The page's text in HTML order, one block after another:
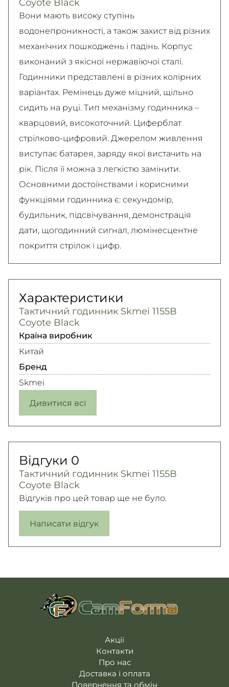
Детальніше
Детальніше
Вони мають високу ступінь
водонепроникності, а також захист від різних
механічних пошкоджень і падінь. Корпус
виконаний з якісної нержавіючої сталі.
Годинники представлені в різних колірних
варіантах. Ремінець дуже міцний, щільно
сидить на руці. Тип механізму годинника –
кварцовий, високоточний. Циферблат
стрілково-цифровий. Джерелом живлення
виступає батарея, заряду якої вистачить на
рік. Після її можна з легкістю замінити.
Основними достоїнствами і корисними
функціями годинника є: секундомір,
будильник, підсвічування, демонстрація
дати, щогодинний сигнал, люмінесцентне
покриття стрілок і цифр.
Характеристики
Тактичний годинник Skmei 1155B
Coyote Black
Країна виробник
Китай
Бренд
Skmei
Дивитися всі
Відгуки 0
Тактичний годинник Skmei 1155B
Coyote Black
Відгуків про цей товар ще не було.
Написати відгук
Акції
Контакти
Про нас
Доставка і оплата
Повернення та обмін